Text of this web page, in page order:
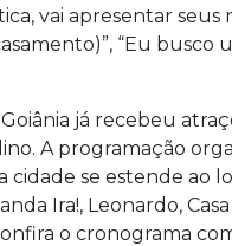
vai apresentar seus
“Eu busco
já recebeu
A programação
cidade se estende ao
Ira!, Leonardo,
o cronograma